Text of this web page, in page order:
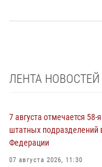
ЛЕНТА НОВОСТЕЙ
7 августа отмечается
штатных подразделений
Федерации
07 августа 2026, 11:30